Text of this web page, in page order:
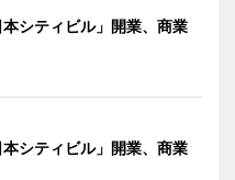
シティビル」開業、商業
シティビル」開業、商業